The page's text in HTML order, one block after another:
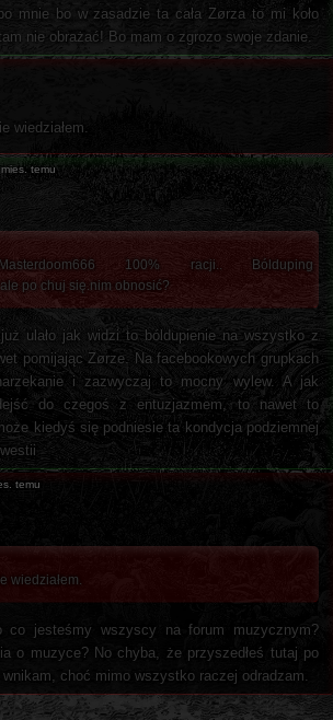
mnie bo w zasadzie ta cała Zørza to mi koło
nie obrażać! Bo mam o zgrozo swoje zdanie.
wiedziałem.
temu
100% racji.. Bólduping
po chuj się.nim obnosić?
ulało jak widzi to bóldupienie na wszystko z
pomijając Zørze. Na facebookowych grupkach
i zazwyczaj to mocny wylew. A jak
do czegoś z entuzjazmem, to nawet to
kiedyś się podniesie ta kondycja podziemnej
temu
wiedziałem.
co jesteśmy wszyscy na forum muzycznym?
o muzyce? No chyba, że przyszedłeś tutaj po
choć mimo wszystko raczej odradzam.